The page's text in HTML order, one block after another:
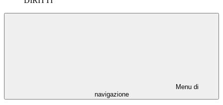
Menu di
navigazione